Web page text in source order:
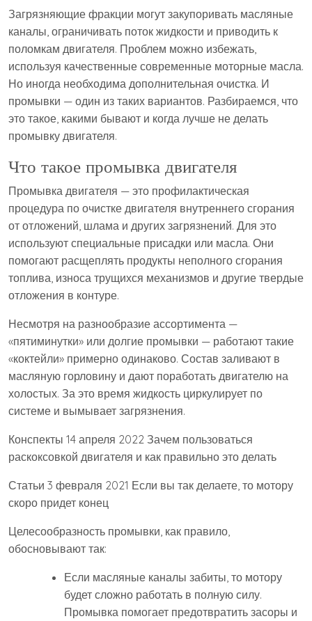
Загрязняющие фракции могут закупоривать масляные
каналы, ограничивать поток жидкости и приводить к
поломкам двигателя. Проблем можно избежать,
используя качественные современные моторные масла.
Но иногда необходима дополнительная очистка. И
промывки — один из таких вариантов. Разбираемся, что
это такое, какими бывают и когда лучше не делать
промывку двигателя.
Что такое промывка двигателя
Промывка двигателя — это профилактическая
процедура по очистке двигателя внутреннего сгорания
от отложений, шлама и других загрязнений. Для это
используют специальные присадки или масла. Они
помогают расщеплять продукты неполного сгорания
топлива, износа трущихся механизмов и другие твердые
отложения в контуре.
Несмотря на разнообразие ассортимента —
«пятиминутки» или долгие промывки — работают такие
«коктейли» примерно одинаково. Состав заливают в
масляную горловину и дают поработать двигателю на
холостых. За это время жидкость циркулирует по
системе и вымывает загрязнения.
Конспекты 14 апреля 2022 Зачем пользоваться
раскоксовкой двигателя и как правильно это делать
Статьи 3 февраля 2021 Если вы так делаете, то мотору
скоро придет конец
Целесообразность промывки, как правило,
обосновывают так:
Если масляные каналы забиты, то мотору
будет сложно работать в полную силу.
Промывка помогает предотвратить засоры и